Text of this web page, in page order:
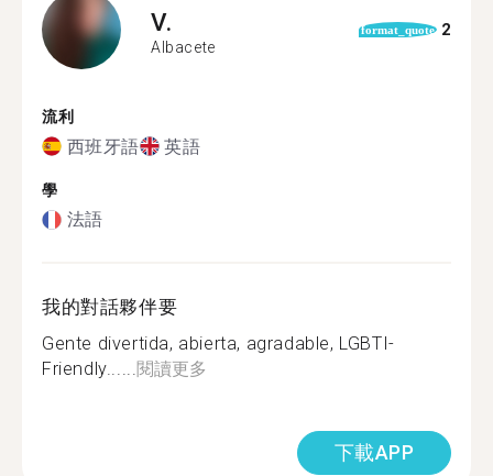
V.
Albacete
format_quote 2
流利
西班牙語 英語
學
法語
我的對話夥伴要
Gente divertida, abierta, agradable, LGBTI-
Friendly......閱讀更多
下載APP